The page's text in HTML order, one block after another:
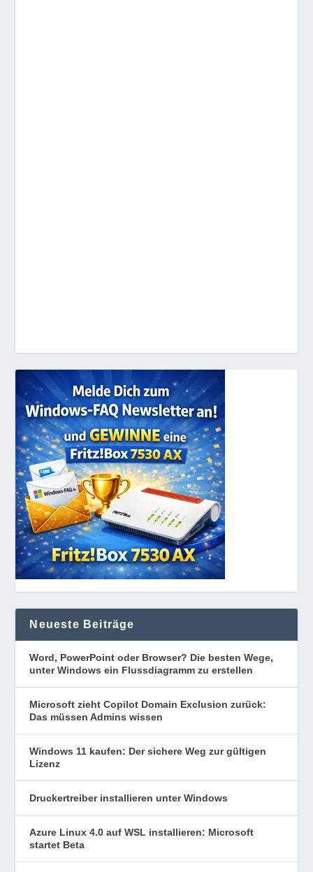
Neueste Beiträge
Word, PowerPoint oder Browser? Die besten Wege,
unter Windows ein Flussdiagramm zu erstellen
Microsoft zieht Copilot Domain Exclusion zurück:
Das müssen Admins wissen
Windows 11 kaufen: Der sichere Weg zur gültigen
Lizenz
Druckertreiber installieren unter Windows
Azure Linux 4.0 auf WSL installieren: Microsoft
startet Beta